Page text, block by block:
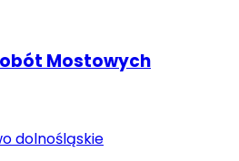
Mostowych
dolnośląskie